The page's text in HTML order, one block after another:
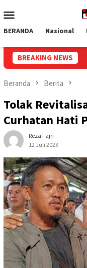
ke
Mobile
BERANDA Nasional
BREAKING NEWS
Aspirasi Santun
Beranda Berita
Tolak
Curhatan Hati
Reza Fajri
12 Juli 2023